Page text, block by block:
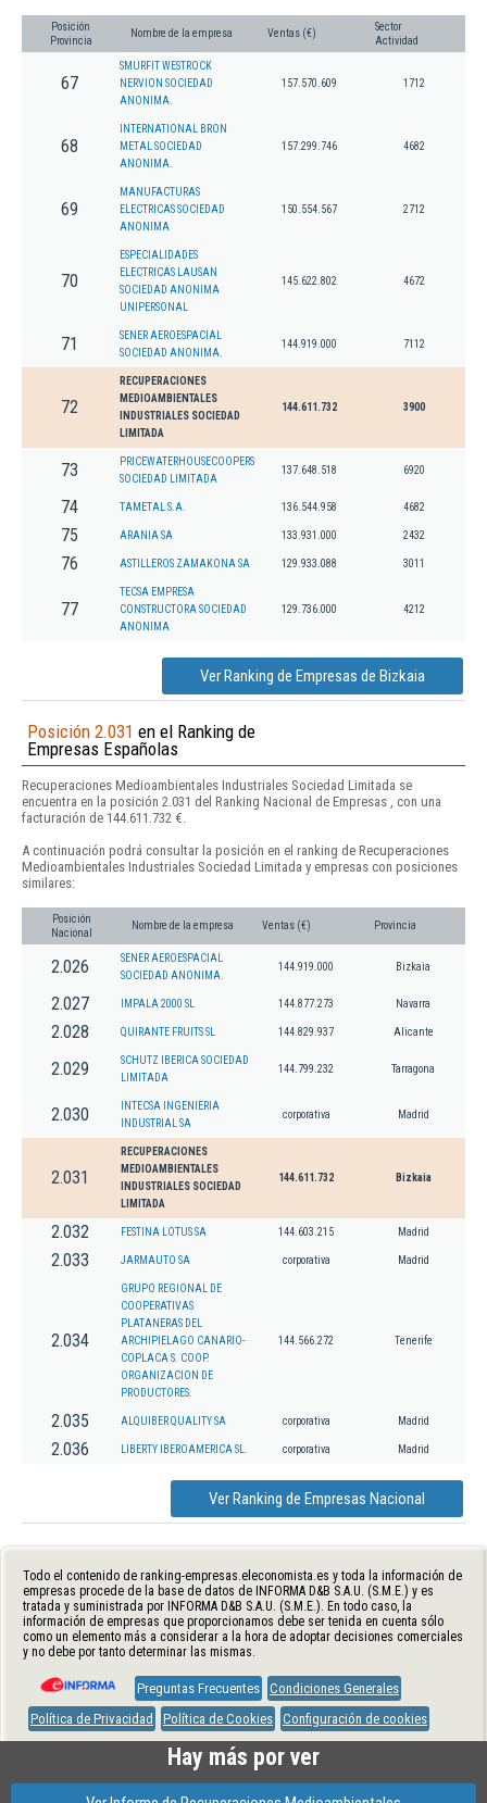
Posición
Provincia
Nombre de la empresa Ventas (€)
Sector
Actividad
67
SMURFIT WESTROCK
NERVION SOCIEDAD
ANONIMA.
157.570.609 1712
68
INTERNATIONAL BRON
METAL SOCIEDAD
ANONIMA.
157.299.746 4682
69
MANUFACTURAS
ELECTRICAS SOCIEDAD
ANONIMA
150.554.567 2712
70
ESPECIALIDADES
ELECTRICAS LAUSAN
SOCIEDAD ANONIMA
UNIPERSONAL
145.622.802 4672
71
SENER AEROESPACIAL
SOCIEDAD ANONIMA.
144.919.000 7112
72
RECUPERACIONES
MEDIOAMBIENTALES
INDUSTRIALES SOCIEDAD
LIMITADA
144.611.732 3900
73
PRICEWATERHOUSECOOPERS
SOCIEDAD LIMITADA
137.648.518 6920
74 TAMETAL S.A. 136.544.958 4682
75 ARANIA SA 133.931.000 2432
76 ASTILLEROS ZAMAKONA SA 129.933.088 3011
77
TECSA EMPRESA
CONSTRUCTORA SOCIEDAD
ANONIMA
129.736.000 4212
Ver Ranking de Empresas de Bizkaia
Posición 2.031 en el Ranking de
Empresas Españolas
Recuperaciones Medioambientales Industriales Sociedad Limitada se
encuentra en la posición 2.031 del Ranking Nacional de Empresas , con una
facturación de 144.611.732 €.
A continuación podrá consultar la posición en el ranking de Recuperaciones
Medioambientales Industriales Sociedad Limitada y empresas con posiciones
similares:
Posición
Nacional
Nombre de la empresa Ventas (€) Provincia
2.026
SENER AEROESPACIAL
SOCIEDAD ANONIMA.
144.919.000 Bizkaia
2.027 IMPALA 2000 SL 144.877.273 Navarra
2.028 QUIRANTE FRUITS SL 144.829.937 Alicante
2.029
SCHUTZ IBERICA SOCIEDAD
LIMITADA
144.799.232 Tarragona
2.030
INTECSA INGENIERIA
INDUSTRIAL SA
corporativa Madrid
2.031
RECUPERACIONES
MEDIOAMBIENTALES
INDUSTRIALES SOCIEDAD
LIMITADA
144.611.732 Bizkaia
2.032 FESTINA LOTUS SA 144.603.215 Madrid
2.033 JARMAUTO SA corporativa Madrid
2.034
GRUPO REGIONAL DE
COOPERATIVAS
PLATANERAS DEL
ARCHIPIELAGO CANARIO-
COPLACA S. COOP.
ORGANIZACION DE
PRODUCTORES.
144.566.272 Tenerife
2.035 ALQUIBER QUALITY SA corporativa Madrid
2.036 LIBERTY IBEROAMERICA SL. corporativa Madrid
Ver Ranking de Empresas Nacional
Todo el contenido de ranking-empresas.eleconomista.es y toda la información de
empresas procede de la base de datos de INFORMA D&B S.A.U. (S.M.E.) y es
tratada y suministrada por INFORMA D&B S.A.U. (S.M.E.). En todo caso, la
información de empresas que proporcionamos debe ser tenida en cuenta sólo
como un elemento más a considerar a la hora de adoptar decisiones comerciales
y no debe por tanto determinar las mismas.
Preguntas Frecuentes Condiciones Generales
Política de Privacidad
Política de Cookies Configuración de cookies
Hay más por ver